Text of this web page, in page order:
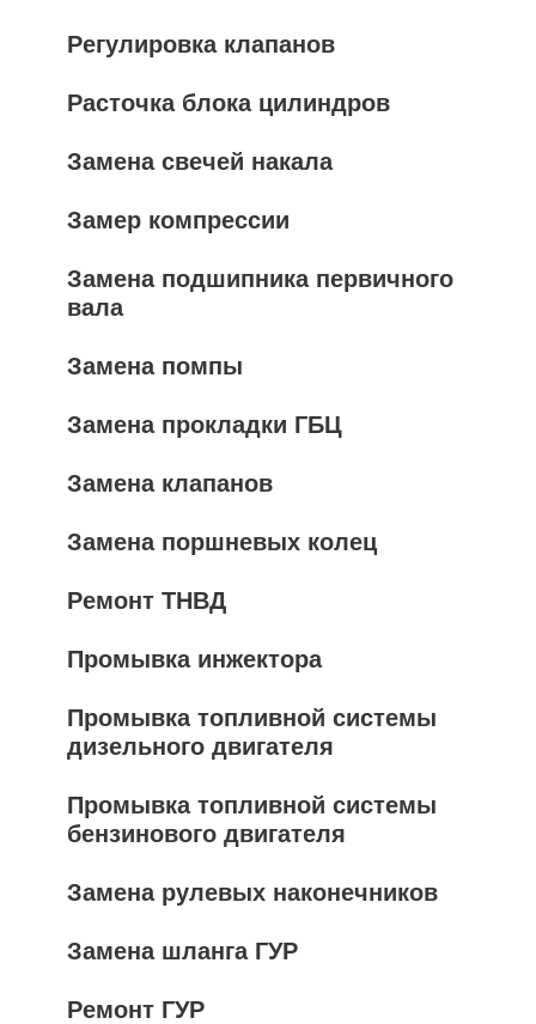
Регулировка клапанов
Расточка блока цилиндров
Замена свечей накала
Замер компрессии
Замена подшипника первичного
вала
Замена помпы
Замена прокладки ГБЦ
Замена клапанов
Замена поршневых колец
Ремонт ТНВД
Промывка инжектора
Промывка топливной системы
дизельного двигателя
Промывка топливной системы
бензинового двигателя
Замена рулевых наконечников
Замена шланга ГУР
Ремонт ГУР